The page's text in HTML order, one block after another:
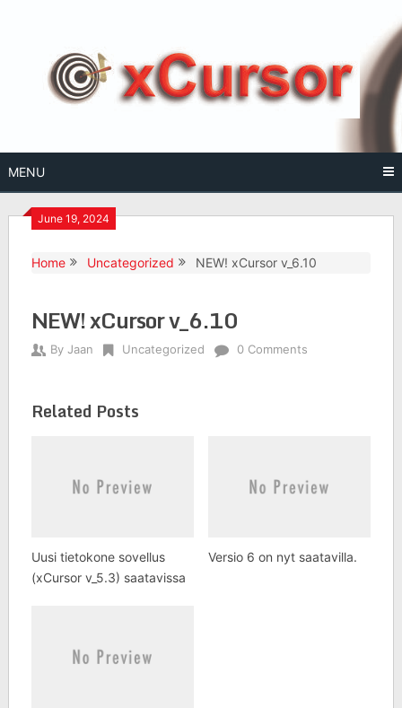
MENU
June 19, 2024
Home Uncategorized NEW! xCursor v_6.10
NEW! xCursor v_6.10
By Jaan Uncategorized 0 Comments
Related Posts
Uusi tietokone sovellus
(xCursor v_5.3) saatavissa
Versio 6 on nyt saatavilla.